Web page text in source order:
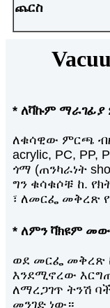
ጨርስ
* ለቫኩም ማራገፊያ
ለቁሳዊው ምርጫ
acrylic, PC, PP,
ጎማ (ጠንካራነት
ግን ቁሳቁሶቹ ከ.
፣ ለመርፌ መቅረጽ
* ለምን ቫክዩም
ወደ መርፌ መቅረጽ
እንደሚኖረው
ለማረጋገጥ ትንሽ
መንገድ ነው።